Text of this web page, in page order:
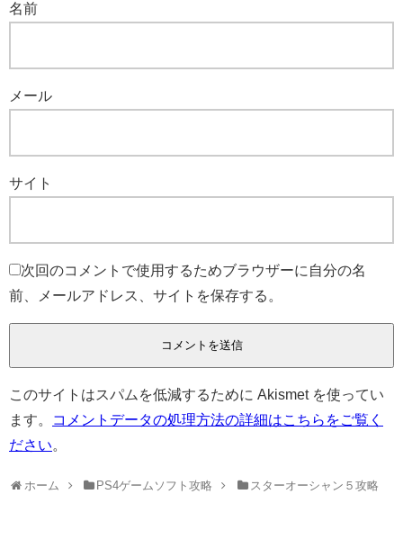
名前
メール
サイト
次回のコメントで使用するためブラウザーに自分の名
前、メールアドレス、サイトを保存する。
このサイトはスパムを低減するために Akismet を使ってい
ます。
コメントデータの処理方法の詳細はこちらをご覧く
ださい。
ホーム PS4ゲームソフト攻略 スターオーシャン５攻略